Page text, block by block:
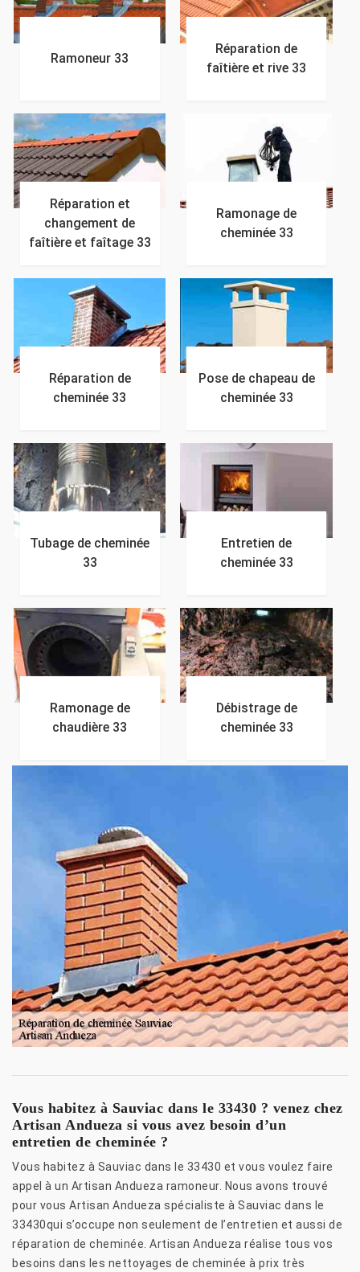
Ramoneur 33
Réparation de
faîtière et rive 33
Réparation et
changement de
faîtière et faîtage 33
Ramonage de
cheminée 33
Réparation de
cheminée 33
Pose de chapeau de
cheminée 33
Tubage de cheminée
33
Entretien de
cheminée 33
Ramonage de
chaudière 33
Débistrage de
cheminée 33
Vous habitez à Sauviac dans le 33430 ? venez chez
Artisan Andueza si vous avez besoin d’un
entretien de cheminée ?
Vous habitez à Sauviac dans le 33430 et vous voulez faire
appel à un Artisan Andueza ramoneur. Nous avons trouvé
pour vous Artisan Andueza spécialiste à Sauviac dans le
33430qui s’occupe non seulement de l’entretien et aussi de
réparation de cheminée. Artisan Andueza réalise tous vos
besoins dans les nettoyages de cheminée à prix très